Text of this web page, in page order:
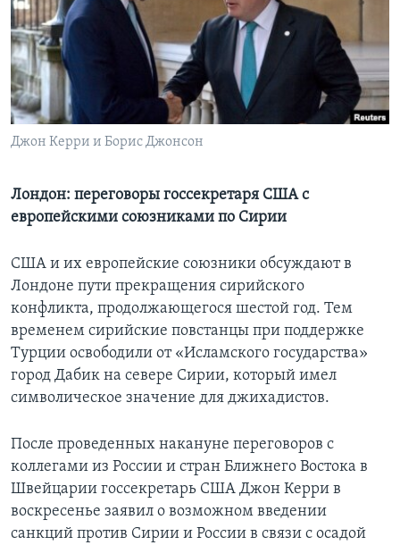
Learning English
СОЦИАЛЬНЫЕ СЕТИ
Джон Керри и Борис Джонсон
Лондон: переговоры госсекретаря США с
европейскими союзниками по Сирии
США и их европейские союзники обсуждают в
Лондоне пути прекращения сирийского
конфликта, продолжающегося шестой год. Тем
временем сирийские повстанцы при поддержке
Турции освободили от «Исламского государства»
город Дабик на севере Сирии, который имел
символическое значение для джихадистов.
После проведенных накануне переговоров с
коллегами из России и стран Ближнего Востока в
Швейцарии госсекретарь США Джон Керри в
воскресенье заявил о возможном введении
санкций против Сирии и России в связи с осадой